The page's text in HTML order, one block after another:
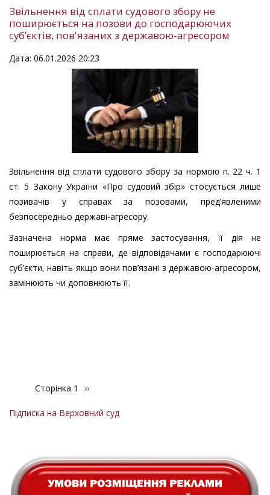
Звільнення від сплати судового збору не
поширюється на позови до господарюючих
суб’єктів, пов'язаних з державою-агресором
Дата: 06.01.2026 20:23
Звільнення від сплати судового збору за нормою п. 22 ч. 1
ст. 5 Закону України «Про судовий збір» стосується лише
позивачів у справах за позовами, пред’явленими
безпосередньо державі-агресору.
Зазначена норма має пряме застосування, її дія не
поширюється на справи, де відповідачами є господарюючі
суб’єкти, навіть якщо вони пов’язані з державою-агресором,
замінюють чи доповнюють її.
Розбивка
сторінки
Сторінка 1
Наступна
››
Підписка на Верховний суд